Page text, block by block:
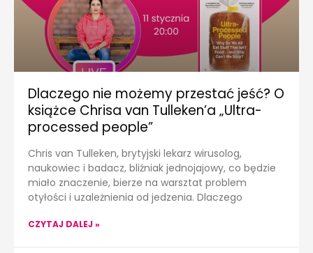
Dlaczego nie możemy przestać jeść? O
książce Chrisa van Tulleken’a „Ultra-
processed people”
Chris van Tulleken, brytyjski lekarz wirusolog,
naukowiec i badacz, bliźniak jednojajowy, co będzie
miało znaczenie, bierze na warsztat problem
otyłości i uzależnienia od jedzenia. Dlaczego
CZYTAJ DALEJ »